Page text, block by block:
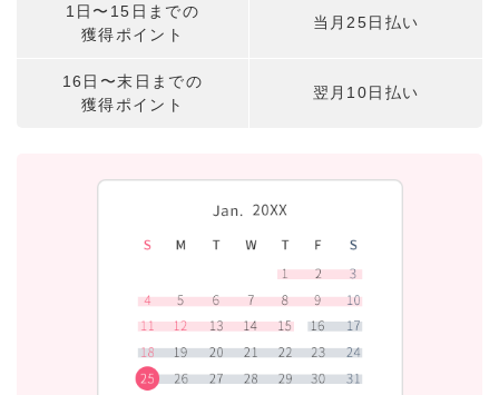
1日〜15日までの
獲得ポイント
当月25日払い
16日〜末日までの
獲得ポイント
翌月10日払い